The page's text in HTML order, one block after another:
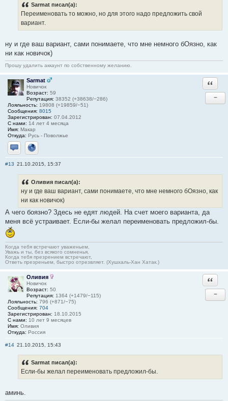
Sarmat писал(а):
Переименовать то можно, но для этого надо предложить свой
вариант.
ну и где ваш вариант, сами понимаете, что мне немного бОязно, как
ни как новичок)
Прошу удалить аккаунт по собственному желанию.
Sarmat
Новичок
Возраст: 59
Репутация: 38352 (+38638/−286)
Лояльность: 19808 (+19859/−51)
Сообщения: 8015
Зарегистрирован: 07.04.2012
С нами: 14 лет 4 месяца
Имя: Макар
Откуда: Русь - Поволжье
Отправить личное сообщение
Сайт
−
#13 21.10.2015, 15:37
Оливия писал(а):
ну и где ваш вариант, сами понимаете, что мне немного бОязно, как
ни как новичок)
А чего боязно? Здесь не едят людей. На счет моего варианта, да
меня всё устраивает. Если-бы желал переименовать предложил-бы.
Когда тебя встречают уваженьем,
Уважь и ты, без всякого сомненья.
Когда тебя презрением встречают,
Ответь презреньем, быстро отрезвляет. (Хушхаль-Хан Хатак.)
Оливия
Новичок
Возраст: 50
Репутация: 1364 (+1479/−115)
Лояльность: 796 (+871/−75)
Сообщения: 704
Зарегистрирован: 18.10.2015
С нами: 10 лет 9 месяцев
Имя: Оливия
Откуда: Россия
−
#14 21.10.2015, 15:43
Sarmat писал(а):
Если-бы желал переименовать предложил-бы.
аминь.